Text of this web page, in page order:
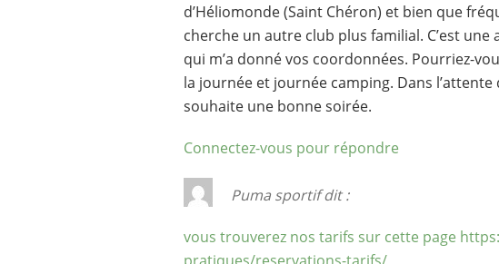
d’Héliomonde (Saint Chéron) et bien que
cherche un autre club plus familial. C’est une
qui m’a donné vos coordonnées. Pourriez-
la journée et journée camping. Dans
souhaite une bonne soirée.
Connectez-vous pour répondre
Puma sportif dit :
vous trouverez nos tarifs sur cette page